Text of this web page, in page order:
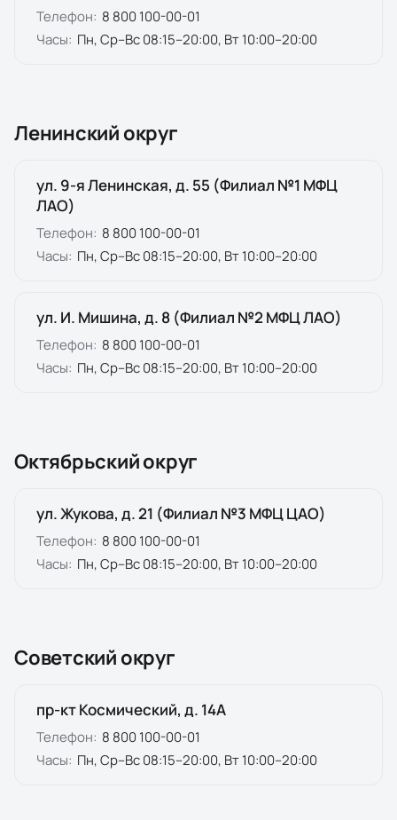
Телефон: 8 800 100-00-01
Часы: Пн, Ср–Вс 08:15–20:00, Вт 10:00–20:00
Ленинский округ
ул. 9-я Ленинская, д. 55 (Филиал №1 МФЦ
ЛАО)
Телефон: 8 800 100-00-01
Часы: Пн, Ср–Вс 08:15–20:00, Вт 10:00–20:00
ул. И. Мишина, д. 8 (Филиал №2 МФЦ ЛАО)
Телефон: 8 800 100-00-01
Часы: Пн, Ср–Вс 08:15–20:00, Вт 10:00–20:00
Октябрьский округ
ул. Жукова, д. 21 (Филиал №3 МФЦ ЦАО)
Телефон: 8 800 100-00-01
Часы: Пн, Ср–Вс 08:15–20:00, Вт 10:00–20:00
Советский округ
пр-кт Космический, д. 14А
Телефон: 8 800 100-00-01
Часы: Пн, Ср–Вс 08:15–20:00, Вт 10:00–20:00